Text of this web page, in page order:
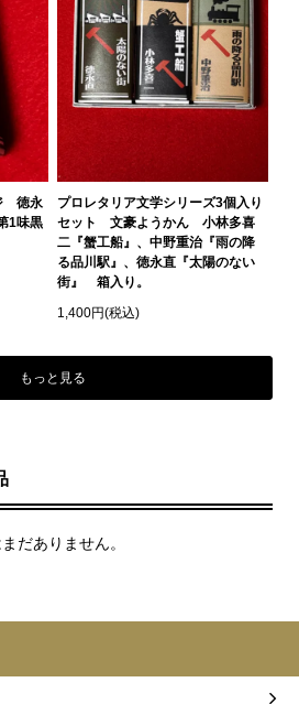
徳永
1味黒
プロレタリア文学シリーズ3個入り
セット 文豪ようかん 小林多喜
二『蟹工船』、中野重治『雨の降
る品川駅』、徳永直『太陽のない
街』 箱入り。
1,400円(税込)
もっと見る
だありません。